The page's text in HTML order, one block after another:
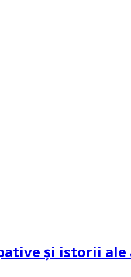
și istorii